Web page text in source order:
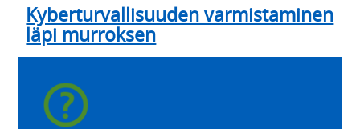
Kyberturvallisuuden varmistaminen
läpi murroksen